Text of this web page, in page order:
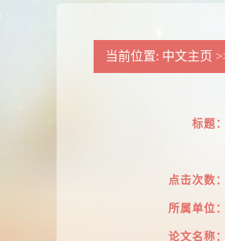
当前位置: 中文主页
标题：
点击次数：
所属单位：
论文名称：